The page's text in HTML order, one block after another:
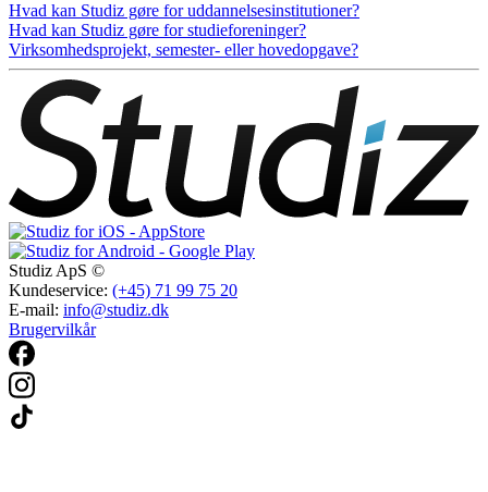
Hvad kan Studiz gøre for uddannelsesinstitutioner?
Hvad kan Studiz gøre for studieforeninger?
Virksomhedsprojekt, semester- eller hovedopgave?
Studiz ApS ©
Kundeservice: (+45) 71 99 75 20
E-mail: info@studiz.dk
Brugervilkår